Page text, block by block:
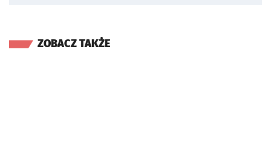
ZOBACZ TAKŻE